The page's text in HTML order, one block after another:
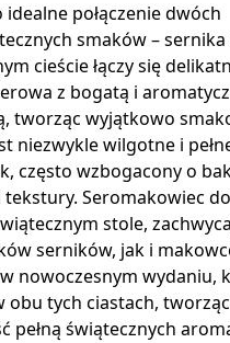
połączenie dwóch
smaków – sernika
cieście łączy się
z bogatą i
tworząc wyjątkowo
niezwykle wilgotne i
często wzbogacony o
tekstury. Seromakowiec
stole,
serników, jak i
nowoczesnym wydaniu,
obu tych ciastach, tworząc
pełną świątecznych